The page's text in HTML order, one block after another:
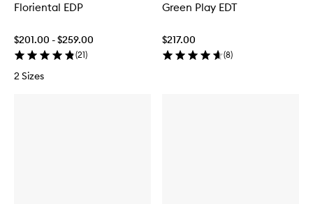
Floriental EDP
$201.00 - $259.00
(21)
2 Sizes
Green Play EDT
$217.00
(8)